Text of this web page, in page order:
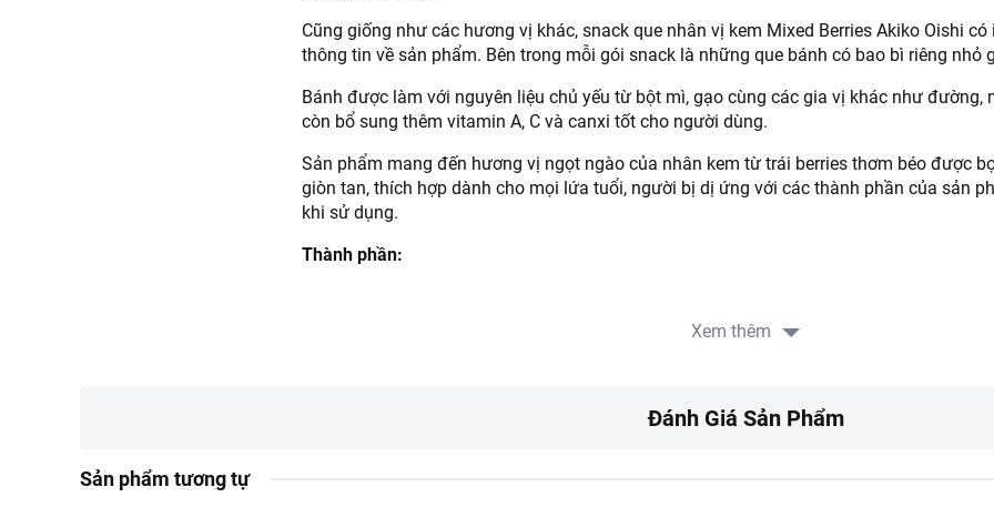
Cũng giống như các hương vị khác, snack que nhân vị kem Mixed Berries Akiko Oishi
thông tin về sản phẩm. Bên trong mỗi gói snack là những que bánh có bao bì riêng nhỏ
Bánh được làm với nguyên liệu chủ yếu từ bột mì, gạo cùng các gia vị khác như đường,
còn bổ sung thêm vitamin A, C và canxi tốt cho người dùng.
Sản phẩm mang đến hương vị ngọt ngào của nhân kem từ trái berries thơm béo được
giòn tan, thích hợp dành cho mọi lứa tuổi, người bị dị ứng với các thành phần của sản
khi sử dụng.
Thành phần:
ốt, chất nhũ hóa, chất ổn định, axit citric, hương kem nhân tạo, hương mixed Berries
Không dùng cho người dị ứng các thành phẩn sản phẩm.
Xem thêm
Đánh Giá Sản Phẩm
Sản phẩm tương tự